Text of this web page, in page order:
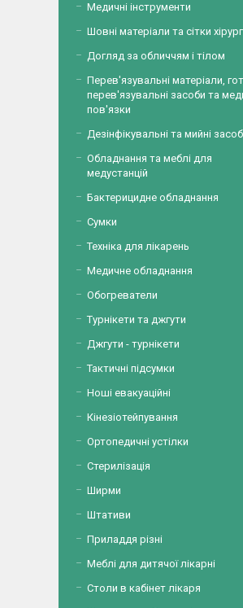
Медичні інструменти
Шовні матеріали та сітки
Догляд за обличчям і тілом
Перев'язувальні матеріали,
перев'язувальні засоби та
пов'язки
Дезінфікувальні та мийні
Обладнання та меблі для
медустанцій
Бактерицидне обладнання
Сумки
Техніка для лікарень
Медичне обладнання
Обогреватели
Турнікети та джгути
Джгути - турнікети
Тактичні підсумки
Ноші евакуаційні
Кінезіотейпування
Ортопедичні устілки
Стерилізація
Ширми
Штативи
Приладдя різні
Меблі для дитячої лікарні
Столи в кабінет лікаря